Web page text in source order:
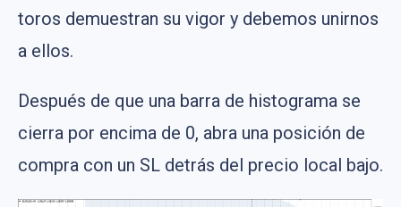
toros demuestran su vigor y debemos unirnos
a ellos.
Después de que una barra de histograma se
cierra por encima de 0, abra una posición de
compra con un SL detrás del precio local bajo.